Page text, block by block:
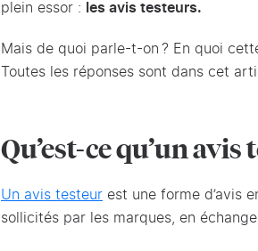
plein essor :
les avis testeurs.
Mais de quoi parle-t-on ? En quoi
Toutes les réponses sont dans cet
Qu’est-ce qu’un
Un avis testeur est une forme d’avis
sollicités par les marques, en